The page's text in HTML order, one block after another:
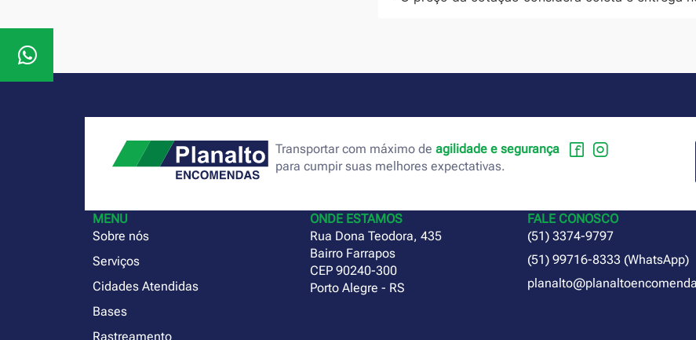
Transportar com máximo deagilidade e segurança
para cumpir suas melhores expectativas.
MENU
Sobre nós
Serviços
Cidades Atendidas
Bases
Rastreamento
ONDE ESTAMOS
Rua Dona Teodora, 435
Bairro Farrapos
CEP 90240-300
Porto Alegre - RS
FALE CONOSCO
(51) 3374-9797
(51) 99716-8333 (WhatsApp)